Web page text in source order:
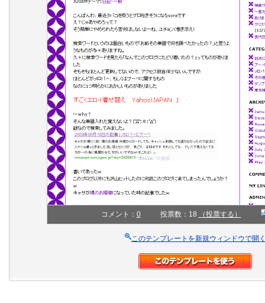
コメント： 0 投票数：18 （投票する）
このテンプレートを新規ウィンドウで開